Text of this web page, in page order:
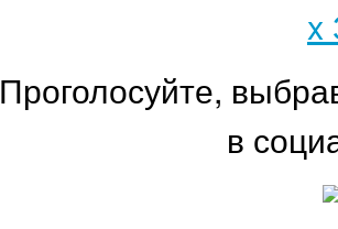
x
Проголосуйте,
в